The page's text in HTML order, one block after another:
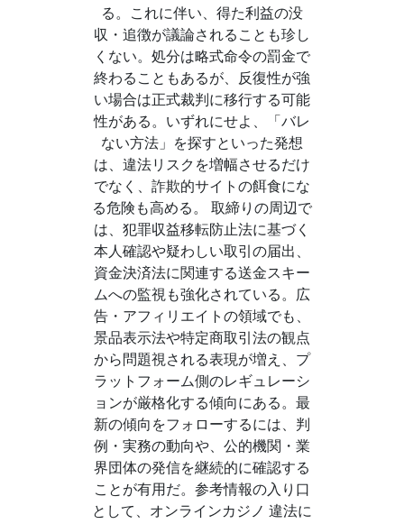
る。これに伴い、得た利益の没
収・追徴が議論されることも珍し
くない。処分は略式命令の罰金で
終わることもあるが、反復性が強
い場合は正式裁判に移行する可能
性がある。いずれにせよ、「バレ
ない方法」を探すといった発想
は、違法リスクを増幅させるだけ
でなく、詐欺的サイトの餌食にな
る危険も高める。 取締りの周辺で
は、犯罪収益移転防止法に基づく
本人確認や疑わしい取引の届出、
資金決済法に関連する送金スキー
ムへの監視も強化されている。広
告・アフィリエイトの領域でも、
景品表示法や特定商取引法の観点
から問題視される表現が増え、プ
ラットフォーム側のレギュレーシ
ョンが厳格化する傾向にある。最
新の傾向をフォローするには、判
例・実務の動向や、公的機関・業
界団体の発信を継続的に確認する
ことが有用だ。参考情報の入り口
として、オンラインカジノ 違法に